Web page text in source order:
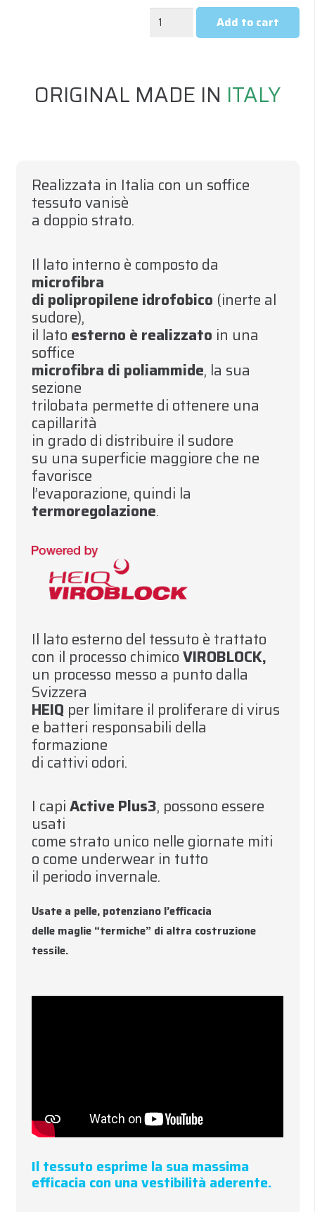
UNDERWEAR
LUNGA
Add to cart
ORIGINAL MADE IN ITALY
Realizzata in Italia con un soffice
tessuto vanisè
a doppio strato.
Il lato interno è composto da
microfibra
di polipropilene idrofobico (inerte al
sudore),
il lato esterno è realizzato in una
soffice
microfibra di poliammide, la sua
sezione
trilobata permette di ottenere una
capillarità
in grado di distribuire il sudore
su una superficie maggiore che ne
favorisce
l’evaporazione, quindi la
termoregolazione.
Il lato esterno del tessuto è trattato
con il processo chimicoVIROBLOCK,
un processo messo a punto dalla
Svizzera
HEIQ per limitare il proliferare di virus
e batteri responsabili della
formazione
di cattivi odori.
I capiActive Plus3, possono essere
usati
come strato unico nelle giornate miti
o come underwear in tutto
il periodo invernale.
Usate a pelle, potenziano l’efficacia
delle maglie “termiche” di altra costruzione
tessile.
Il tessuto esprime la sua massima
efficacia con una vestibilità aderente.